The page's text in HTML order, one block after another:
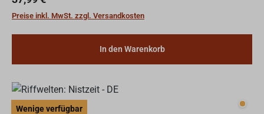
Preise inkl. MwSt. zzgl. Versandkosten
In den Warenkorb
Wenige verfügbar